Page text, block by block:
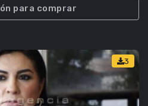
para comprar
3